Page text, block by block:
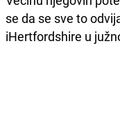
se da se sve to
iHertfordshire u